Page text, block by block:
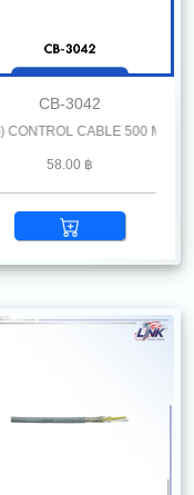
CB-3042
CABLE 500 M. /Reel
58.00 ฿